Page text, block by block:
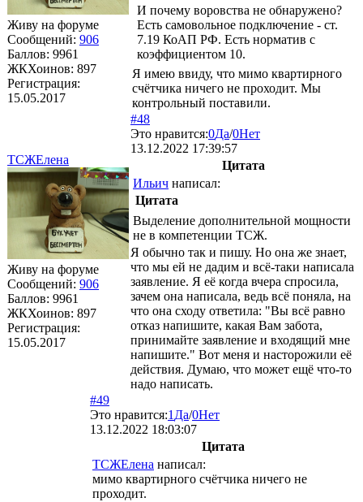
Живу на форуме
Сообщений: 906
Баллов: 9961
ЖКХоинов: 897
Регистрация:
15.05.2017
И почему воровства не обнаружено?
Есть самовольное подключение - ст.
7.19 КоАП РФ. Есть норматив с
коэффициентом 10.
Я имею ввиду, что мимо квартирного
счётчика ничего не проходит. Мы
контрольный поставили.
ТСЖЕлена
Живу на форуме
Сообщений: 906
Баллов: 9961
ЖКХоинов: 897
Регистрация:
15.05.2017
#48
Это нравится:0Да/0Нет
13.12.2022 17:39:57
Цитата
Ильич написал:
Цитата
Выделение дополнительной мощности
не в компетенции ТСЖ.
Я обычно так и пишу. Но она же знает,
что мы ей не дадим и всё-таки написала
заявление. Я её когда вчера спросила,
зачем она написала, ведь всё поняла, на
что она сходу ответила: "Вы всё равно
отказ напишите, какая Вам забота,
принимайте заявление и входящий мне
напишите." Вот меня и насторожили её
действия. Думаю, что может ещё что-то
надо написать.
#49
Это нравится:1 Да/0Нет
13.12.2022 18:03:07
Цитата
ТСЖЕлена написал:
мимо квартирного счётчика ничего не
проходит.